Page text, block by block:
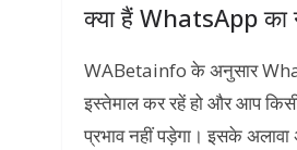
क्या हैं WhatsApp का
WABetainfo के अनुसार
इस्तेमाल कर रहें हो और आप
प्रभाव नहीं पड़ेगा। इसके